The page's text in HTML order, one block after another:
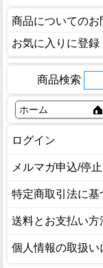
商品についてのお
お気に入りに登録
商品検索
ホーム
ログイン
メルマガ申込/停止
特定商取引法に基
送料とお支払い方
個人情報の取扱い